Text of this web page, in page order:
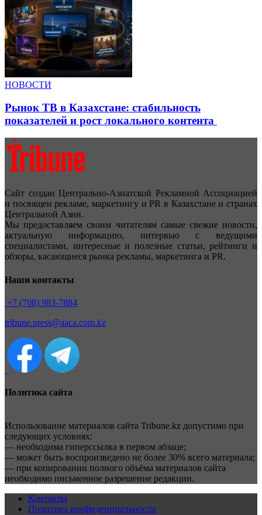
НОВОСТИ
Рынок ТВ в Казахстане: стабильность
показателей и рост локального контента
Сайт создан Центрально-Азиатской Рекламной Ассоциацией
и посвящен рекламе, маркетингу и PR в Казахстане и странах
Центральной Азии.
Мы предоставляем своим читателям самые свежие новости,
актуальную информацию, интервью с ведущими
специалистами, интересные и полезные статьи, рейтинги и
обзоры, касающиеся рынка рекламы, маркетинга и PR.
Наши контакты
+7 (708) 983-7884
tribune.press@aaca.com.kz
Политика сайта
Использование материалов сайта Tribune.kz допустимо при
следующих условиях:
— необходима гиперссылка в первом абзаце;
— может быть воспроизведено не более 30% всего материала;
— при копировании полного объёма материалов сайта
необходимо письменное разрешение редакции.
Контакты
Политика конфиденциальности